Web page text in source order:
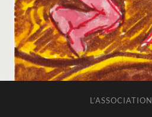
L’ASSOCIATION